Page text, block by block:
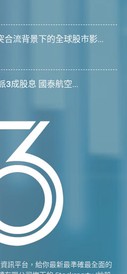
合流背景下的全球股市影...
3成股息 國泰航空...
訊平台，給你最新最準確最全面的